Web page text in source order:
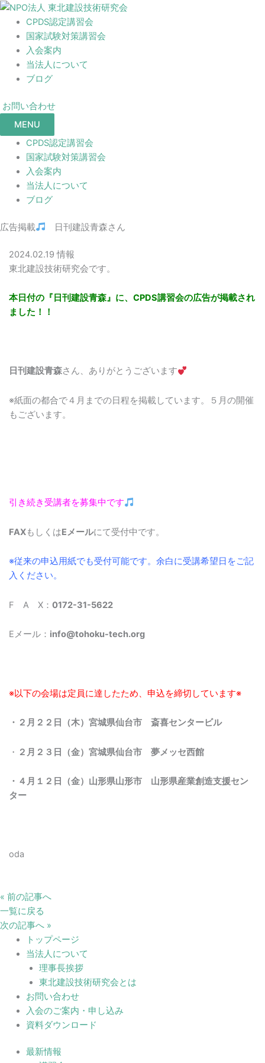
CPDS認定講習会
国家試験対策講習会
入会案内
当法人について
ブログ
お問い合わせ
MENU
CPDS認定講習会
国家試験対策講習会
入会案内
当法人について
ブログ
広告掲載 日刊建設青森さん
2024.02.19 情報
東北建設技術研究会です。
本日付の『日刊建設青森』に、CPDS講習会の広告が掲載され
ました！！
日刊建設青森さん、ありがとうございます
※紙面の都合で４月までの日程を掲載しています。５月の開催
もございます。
引き続き受講者を募集中です
FAXもしくはEメールにて受付中です。
※従来の申込用紙でも受付可能です。余白に受講希望日をご記
入ください。
F A X： 0172-31-5622
Eメール： info@tohoku-tech.org
※以下の会場は定員に達したため、申込を締切しています※
・２月２２日（木）宮城県仙台市 斎喜センタービル
・ ２月２３日（金）宮城県仙台市 夢メッセ西館
・４月１２日（金）山形県山形市 山形県産業創造支援セン
ター
oda
« 前の記事へ
一覧に戻る
次の記事へ »
トップページ
当法人について
理事長挨拶
東北建設技術研究会とは
お問い合わせ
入会のご案内・申し込み
資料ダウンロード
最新情報